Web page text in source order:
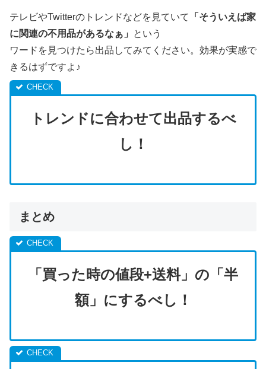
テレビやTwitterのトレンドなどを見ていて
「そういえば家
に関連の不用品があるなぁ」
という
ワードを見つけたら出品してみてください。効果が実感で
きるはずですよ♪
トレンドに合わせて出品するべ
し！
まとめ
「買った時の値段+送料」の「半
額」にするべし！